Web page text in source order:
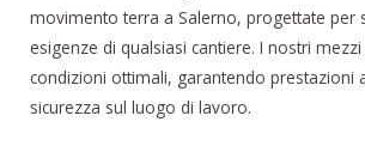
movimento terra a Salerno, progettate per
esigenze di qualsiasi cantiere. I nostri
condizioni ottimali, garantendo prestazioni
sicurezza sul luogo di lavoro.